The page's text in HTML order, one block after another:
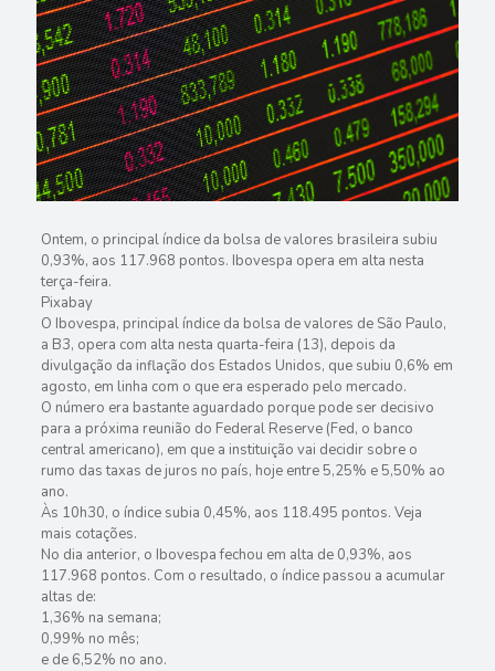
Ontem, o principal índice da bolsa de valores brasileira subiu
0,93%, aos 117.968 pontos. Ibovespa opera em alta nesta
terça-feira.
Pixabay
O Ibovespa, principal índice da bolsa de valores de São Paulo,
a B3, opera com alta nesta quarta-feira (13), depois da
divulgação da inflação dos Estados Unidos, que subiu 0,6% em
agosto, em linha com o que era esperado pelo mercado.
O número era bastante aguardado porque pode ser decisivo
para a próxima reunião do Federal Reserve (Fed, o banco
central americano), em que a instituição vai decidir sobre o
rumo das taxas de juros no país, hoje entre 5,25% e 5,50% ao
ano.
Às 10h30, o índice subia 0,45%, aos 118.495 pontos. Veja
mais cotações.
No dia anterior, o Ibovespa fechou em alta de 0,93%, aos
117.968 pontos. Com o resultado, o índice passou a acumular
altas de:
1,36% na semana;
0,99% no mês;
e de 6,52% no ano.